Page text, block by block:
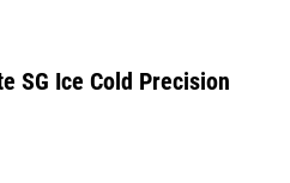
SG Ice Cold Precision